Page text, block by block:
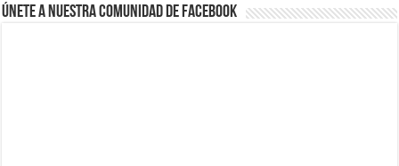
Únete a nuestra comunidad de Facebook